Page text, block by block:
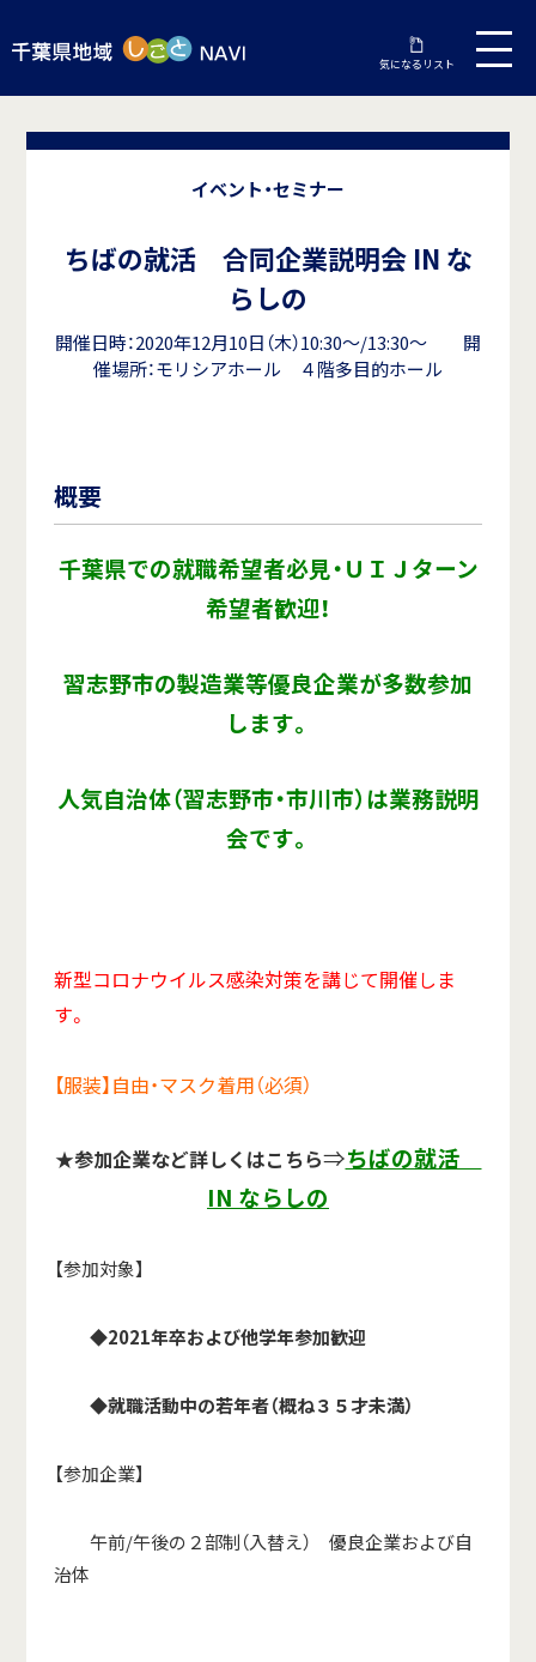
気になるリスト
イベント・セミナー
ちばの就活 合同企業説明会 IN な
らしの
開催日時：2020年12月10日（木）10:30～/13:30～ 開
催場所：モリシアホール ４階多目的ホール
概要
千葉県での就職希望者必見・ＵＩＪターン
希望者歓迎！
習志野市の製造業等優良企業が多数参加
します。
人気自治体（習志野市・市川市）は業務説明
会です。
新型コロナウイルス感染対策を講じて開催しま
す。
【服装】自由・マスク着用（必須）
★参加企業など詳しくはこちら⇒ちばの就活
IN ならしの
【参加対象】
◆2021年卒および他学年参加歓迎
◆就職活動中の若年者（概ね３５才未満）
【参加企業】
午前/午後の２部制（入替え） 優良企業および自
治体